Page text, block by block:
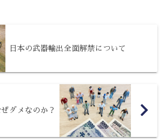
日本の武器輸出全面解禁について
ダメなのか？